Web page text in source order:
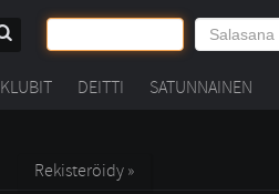
KLUBIT DEITTI SATUNNAINEN
Rekisteröidy »